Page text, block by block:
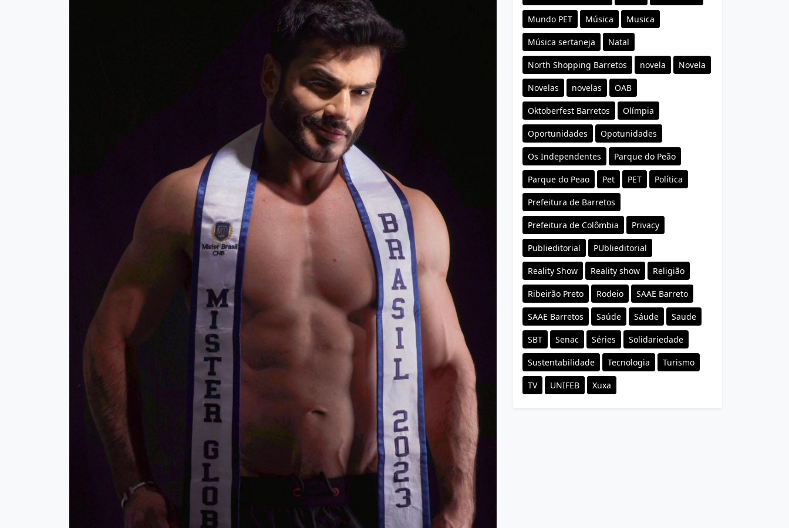
Mundo PET Música Musica
Música sertaneja Natal
North Shopping Barretos novela Novela
Novelas novelas OAB
Oktoberfest Barretos Olímpia
Oportunidades Opotunidades
Os Independentes Parque do Peão
Parque do Peao Pet PET Política
Prefeitura de Barretos
Prefeitura de Colômbia Privacy
Publieditorial PUblieditorial
Reality Show Reality show Religião
Ribeirão Preto Rodeio SAAE Barreto
SAAE Barretos Saúde Sáude Saude
SBT Senac Séries Solidariedade
Sustentabilidade Tecnologia Turismo
TV UNIFEB Xuxa